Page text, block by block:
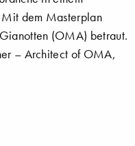
dem Masterplan
(OMA) betraut.
– Architect of OMA,